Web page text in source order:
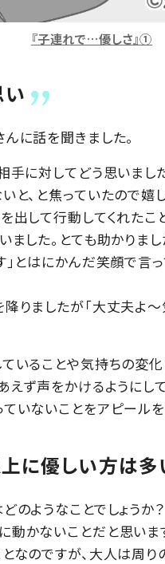
『子連れで…優しさ』①
に話を聞きました。
手に対してどう思いまし
と、と焦っていたので嬉
出して行動してくれたこ
ました。とても助かりま
」とはにかんだ笑顔で言
りましたが「大丈夫よ
いることや気持ちの変
えず声をかけるようにし
いないことをアピールを
に優しい方は多
のようなことでしょうか？
かないことだと思いま
なのですが、大人は周